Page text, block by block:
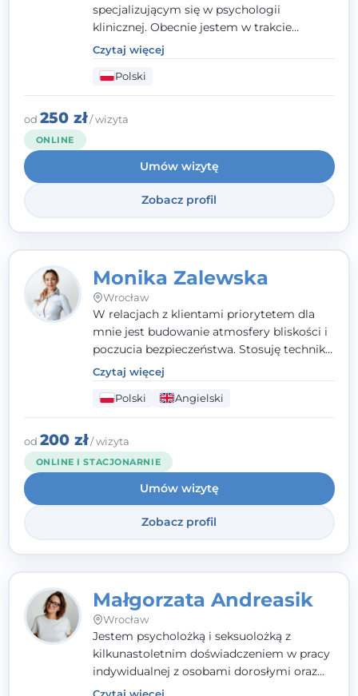
specjalizującym się w psychologii
klinicznej. Obecnie jestem w trakcie
szkolenia na psychoterapeutę
systemowego. Posiadam status członka
nadzwyczajnego Wielkopolskiego
Towarzystwa Terapii Systemowej oraz
należę do Polskiego Towarzystwa
pierwszym miejscu stawiam budowanie
atmosfery bezpieczeństwa i zrozumienia w
relacjach z Klientami. Istotna dla nie jest
również koncentracja na dostępnych
zasobach.
Czytaj więcej
Polski
od 250 zł/ wizyta
ONLINE
Umów wizytę
Zobacz profil
Monika Zalewska
Wrocław
W relacjach z klientami priorytetem dla
mnie jest budowanie atmosfery bliskości i
poczucia bezpieczeństwa. Stosuję techniki
poznawczo-behawioralne oraz metody,
które koncentrują się na rozwiązaniach
(TSR). Te polegają na osiąganiu
zamierzonych celów (doprowadzeniu do
rozwiązania trudnych sytuacji) poprzez
identyfikowanie i wzmacnianie zasobów
oraz mocnych stron klienta. W swojej
pracy korzystam także z metod dialogu
motywacyjnego i treningu uważności.
Czytaj więcej
Polski Angielski
od 200 zł/ wizyta
ONLINE I STACJONARNIE
Umów wizytę
Zobacz profil
Małgorzata Andreasik
Wrocław
Jestem psycholożką i seksuolożką z
kilkunastoletnim doświadczeniem w pracy
indywidualnej z osobami dorosłymi oraz
parami. Specjalizuję się w obszarze zdrowia